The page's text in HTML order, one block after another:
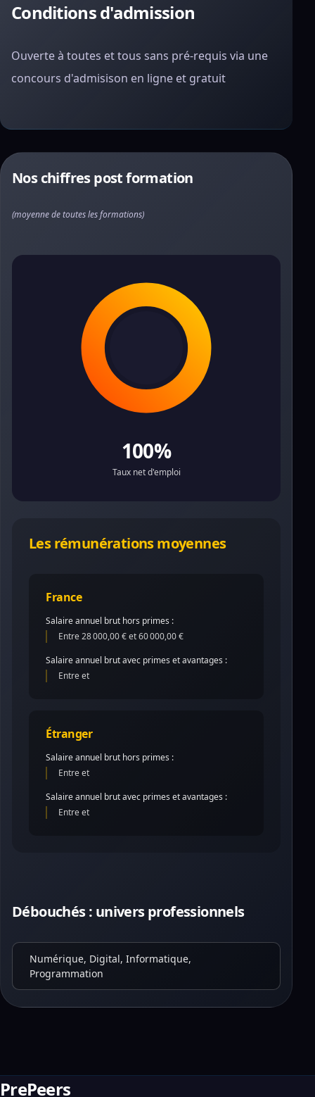
Conditions d'admission
Ouverte à toutes et tous sans pré-requis via une
concours d'admisison en ligne et gratuit
Nos chiffres post formation
(moyenne de toutes les formations)
100%
Taux net d'emploi
Les rémunérations moyennes
France
Salaire annuel brut hors primes :
Entre 28 000,00 € et 60 000,00 €
Salaire annuel brut avec primes et avantages :
Entre et
Étranger
Salaire annuel brut hors primes :
Entre et
Salaire annuel brut avec primes et avantages :
Entre et
Débouchés : univers professionnels
Numérique, Digital, Informatique,
Programmation
PrePeers